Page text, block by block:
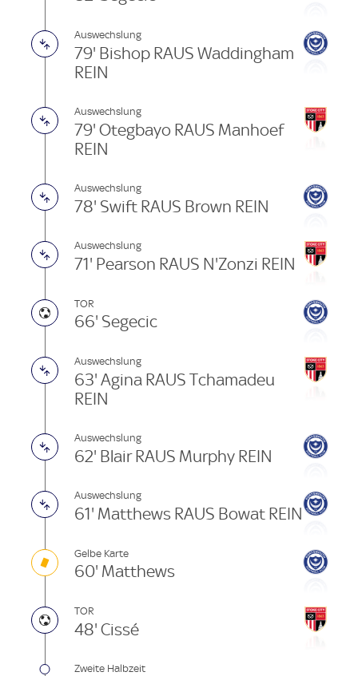
Auswechslung
79' Bishop RAUS Waddingham
REIN
Auswechslung
79' Otegbayo RAUS Manhoef
REIN
Auswechslung
78' Swift RAUS Brown REIN
Auswechslung
71' Pearson RAUS N'Zonzi REIN
TOR
66' Segecic
Auswechslung
63' Agina RAUS Tchamadeu
REIN
Auswechslung
62' Blair RAUS Murphy REIN
Auswechslung
61' Matthews RAUS Bowat REIN
Gelbe Karte
60' Matthews
TOR
48' Cissé
Zweite Halbzeit